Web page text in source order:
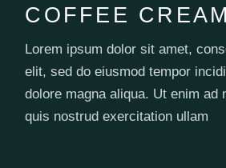
COFFEE
Lorem ipsum dolor sit amet,
elit, sed do eiusmod tempor
dolore magna aliqua. Ut enim ad
quis nostrud exercitation ullam